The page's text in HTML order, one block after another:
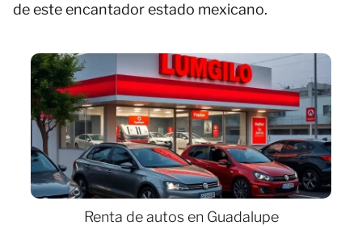
de este encantador estado mexicano.
Renta de autos en Guadalupe